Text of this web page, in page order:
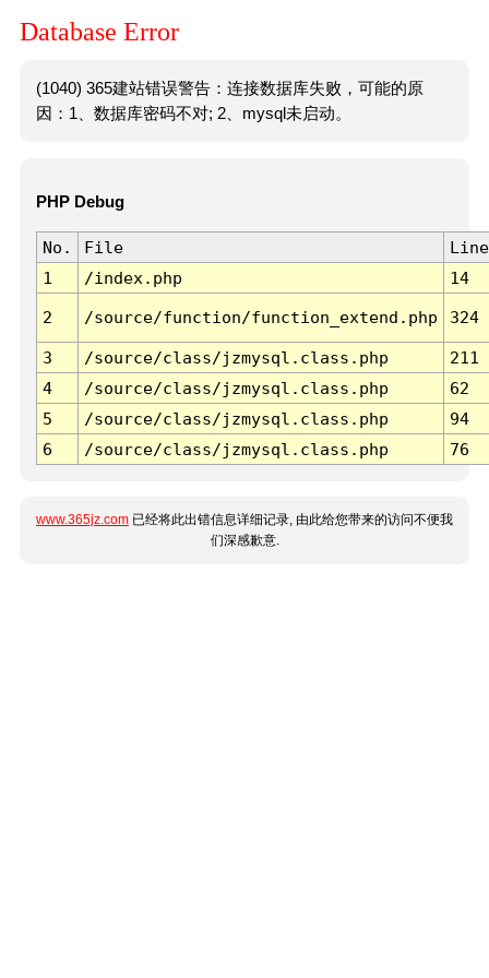
Database Error
(1040) 365建站错误警告：连接数据库失败，可能的原
因：1、数据库密码不对; 2、mysql未启动。
PHP Debug
No. File
Line
1
/index.php 14
2 /source/function/function_extend.php 324
3 /source/class/jzmysql.class.php
211
4
/source/class/jzmysql.class.php
62
5
/source/class/jzmysql.class.php
94
6
/source/class/jzmysql.class.php 76
www.365jz.com 已经将此出错信息详细记录, 由此给您带来的访问不便我
们深感歉意.